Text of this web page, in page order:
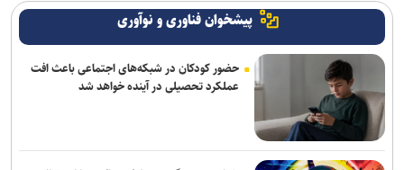
پیشخوان فناوری و نوآوری
حضور کودکان در شبکه‌های اجتماعی باعث افت
عملکرد تحصیلی در آینده خواهد شد